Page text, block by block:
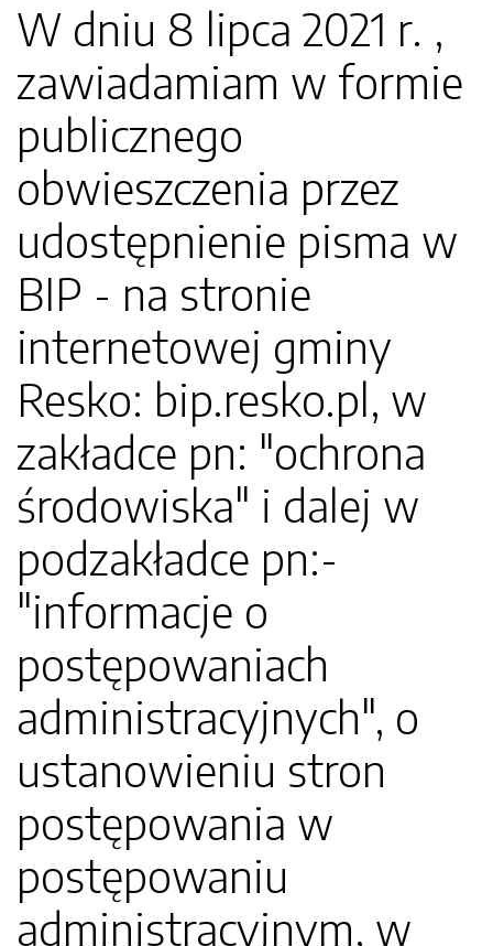
W dniu 8 lipca 2021 r. ,
zawiadamiam w formie
publicznego
obwieszczenia przez
udostępnienie pisma w
BIP - na stronie
internetowej gminy
Resko: bip.resko.pl, w
zakładce pn: "ochrona
środowiska" i dalej w
podzakładce pn:-
"informacje o
postępowaniach
administracyjnych", o
ustanowieniu stron
postępowania w
postępowaniu
administracyjnym, w